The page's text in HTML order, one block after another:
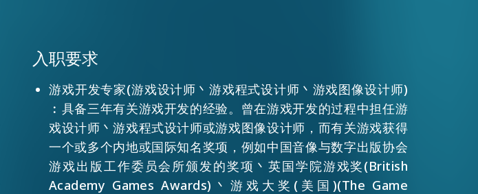
入职要求
游戏开发专家(游戏设计师丶游戏程式设计师丶游戏图像设计师)
︰具备三年有关游戏开发的经验。曾在游戏开发的过程中担任游
戏设计师丶游戏程式设计师或游戏图像设计师，而有关游戏获得
一个或多个内地或国际知名奖项，例如中国音像与数字出版协会
游戏出版工作委员会所颁发的奖项丶英国学院游戏奖(British
Academy Games Awards)丶游戏大奖(美国)(The Game